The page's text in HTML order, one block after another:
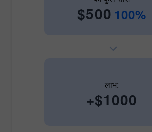
$500 100%
लाभ:
+$1000